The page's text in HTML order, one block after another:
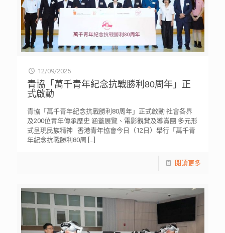
12/09/2025
青協「萬千青年紀念抗戰勝利80周年」正
式啟動
青協「萬千青年紀念抗戰勝利80周年」正式啟動 社會各界
及200位青年傳承歷史 涵蓋展覽、電影觀賞及導賞團 多元形
式呈現民族精神 香港青年協會今日（12日）舉行「萬千青
年紀念抗戰勝利80周 […]
閱讀更多